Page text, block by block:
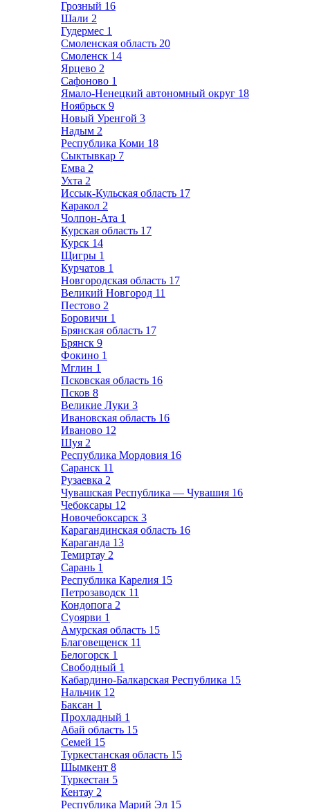
Грозный 16
Шали 2
Гудермес 1
Смоленская область 20
Смоленск 14
Ярцево 2
Сафоново 1
Ямало-Ненецкий автономный округ 18
Ноябрьск 9
Новый Уренгой 3
Надым 2
Республика Коми 18
Сыктывкар 7
Емва 2
Ухта 2
Иссык-Кульская область 17
Каракол 2
Чолпон-Ата 1
Курская область 17
Курск 14
Щигры 1
Курчатов 1
Новгородская область 17
Великий Новгород 11
Пестово 2
Боровичи 1
Брянская область 17
Брянск 9
Фокино 1
Мглин 1
Псковская область 16
Псков 8
Великие Луки 3
Ивановская область 16
Иваново 12
Шуя 2
Республика Мордовия 16
Саранск 11
Рузаевка 2
Чувашская Республика — Чувашия 16
Чебоксары 12
Новочебоксарск 3
Карагандинская область 16
Караганда 13
Темиртау 2
Сарань 1
Республика Карелия 15
Петрозаводск 11
Кондопога 2
Суоярви 1
Амурская область 15
Благовещенск 11
Белогорск 1
Свободный 1
Кабардино-Балкарская Республика 15
Нальчик 12
Баксан 1
Прохладный 1
Абай область 15
Семей 15
Туркестанская область 15
Шымкент 8
Туркестан 5
Кентау 2
Республика Марий Эл 15